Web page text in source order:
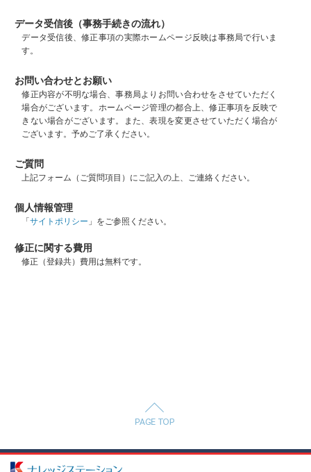
データ受信後（事務手続きの流れ）
データ受信後、修正事項の実際ホームページ反映は事務局で行いま
す。
お問い合わせとお願い
修正内容が不明な場合、事務局よりお問い合わせをさせていただく
場合がございます。ホームページ管理の都合上、修正事項を反映で
きない場合がございます。また、表現を変更させていただく場合が
ございます。予めご了承ください。
ご質問
上記フォーム（ご質問項目）にご記入の上、ご連絡ください。
個人情報管理
「サイトポリシー 」をご参照ください。
修正に関する費用
修正（登録共）費用は無料です。